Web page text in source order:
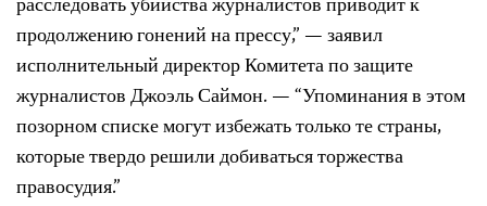
расследовать убийства журналистов приводит к
продолжению гонений на прессу,” — заявил
исполнительный директор Комитета по защите
журналистов Джоэль Саймон. —“Упоминания в этом
позорном списке могут избежать только те страны,
которые твердо решили добиваться торжества
правосудия.”